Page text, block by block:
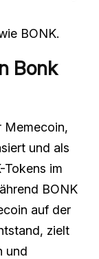
BONK.
Bonk
Memecoin,
und als
Tokens im
BONK
auf der
zielt
und